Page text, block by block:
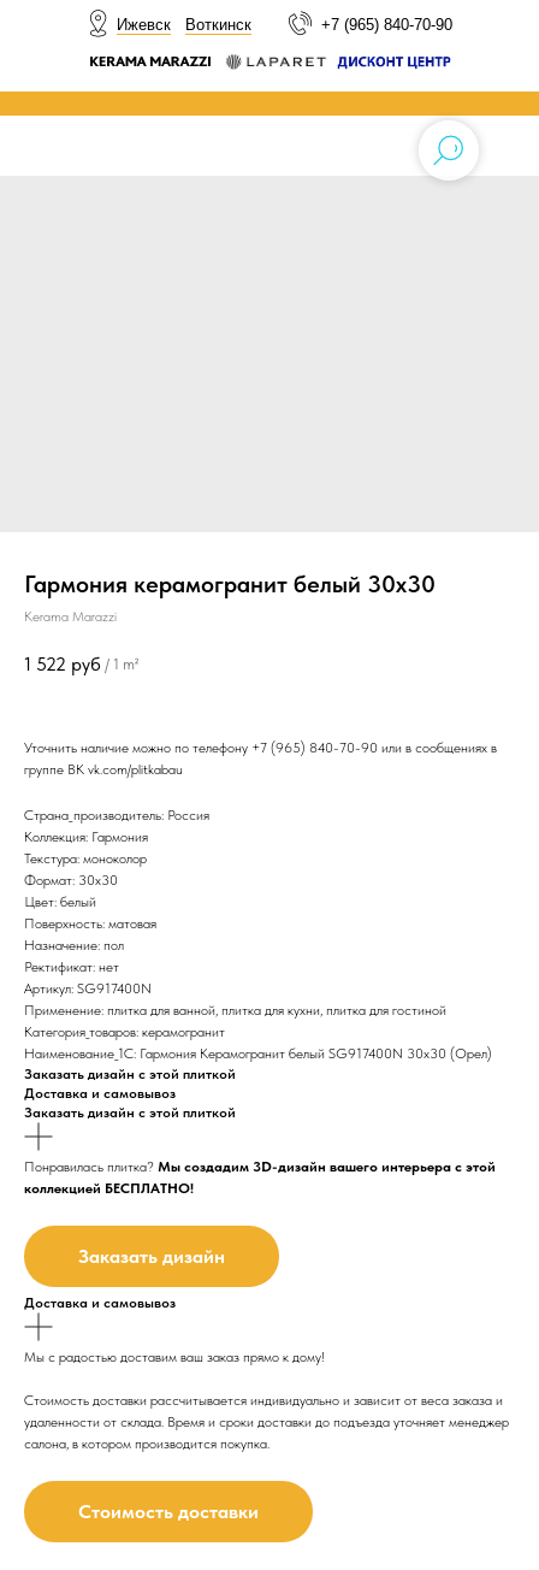
+7 (965) 840-70-90
Ижевск Воткинск
Гармония керамогранит белый 30х30
Kerama Marazzi
1 522 руб / 1 m²
Уточнить наличие можно по телефону +7 (965) 840-70-90 или в сообщениях в
группе ВК vk.com/plitkabau
Страна_производитель: Россия
Коллекция: Гармония
Текстура: моноколор
Формат: 30x30
Цвет: белый
Поверхность: матовая
Назначение: пол
Ректификат: нет
Артикул: SG917400N
Применение: плитка для ванной, плитка для кухни, плитка для гостиной
Категория_товаров: керамогранит
Наименование_1С: Гармония Керамогранит белый SG917400N 30х30 (Орел)
Заказать дизайн с этой плиткой
Доставка и самовывоз
Заказать дизайн с этой плиткой
Понравилась плитка? Мы создадим 3D-дизайн вашего интерьера с этой
коллекцией БЕСПЛАТНО!
Заказать дизайн
Доставка и самовывоз
Мы с радостью доставим ваш заказ прямо к дому!
Стоимость доставки рассчитывается индивидуально и зависит от веса заказа и
удаленности от склада. Время и сроки доставки до подъезда уточняет менеджер
салона, в котором производится покупка.
Стоимость доставки